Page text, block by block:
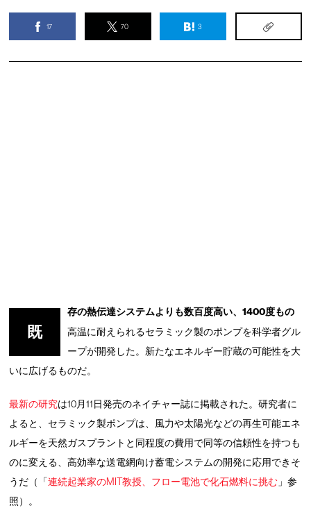
17 70 3
既
存の熱伝達システムよりも数百度高い、1400度もの
高温に耐えられるセラミック製のポンプを科学者グル
ープが開発した。新たなエネルギー貯蔵の可能性を大
いに広げるものだ。
最新の研究は10月11日発売のネイチャー誌に掲載された。研究者に
よると、セラミック製ポンプは、風力や太陽光などの再生可能エネ
ルギーを天然ガスプラントと同程度の費用で同等の信頼性を持つも
のに変える、高効率な送電網向け蓄電システムの開発に応用できそ
うだ（「連続起業家のMIT教授、フロー電池で化石燃料に挑む 」参
照）。